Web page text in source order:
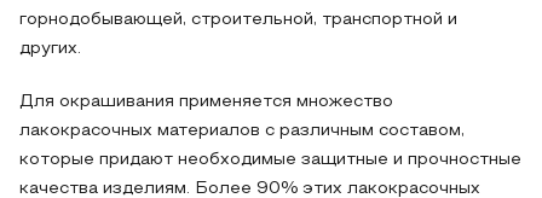
горнодобывающей, строительной, транспортной и
других.
Для окрашивания применяется множество
лакокрасочных материалов с различным составом,
которые придают необходимые защитные и прочностные
качества изделиям. Более 90% этих лакокрасочных